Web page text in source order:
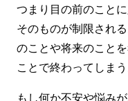
つまり目の前のこと
そのものが制限され
のことや将来のこと
ことで終わってしまう
もし何か不安や悩み